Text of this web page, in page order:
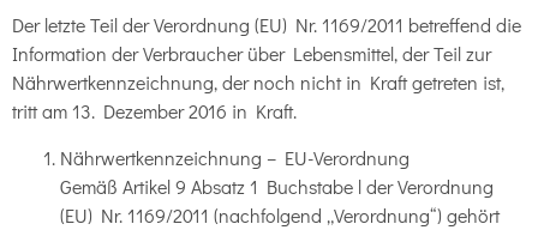
Der letzte Teil der Verordnung (EU) Nr. 1169/2011 betreffend die
Information der Verbraucher über Lebensmittel, der Teil zur
Nährwertkennzeichnung, der noch nicht in Kraft getreten ist,
tritt am 13. Dezember 2016 in Kraft.
Nährwertkennzeichnung – EU-Verordnung
Gemäß Artikel 9 Absatz 1 Buchstabe l der Verordnung
(EU) Nr. 1169/2011 (nachfolgend „Verordnung“) gehört